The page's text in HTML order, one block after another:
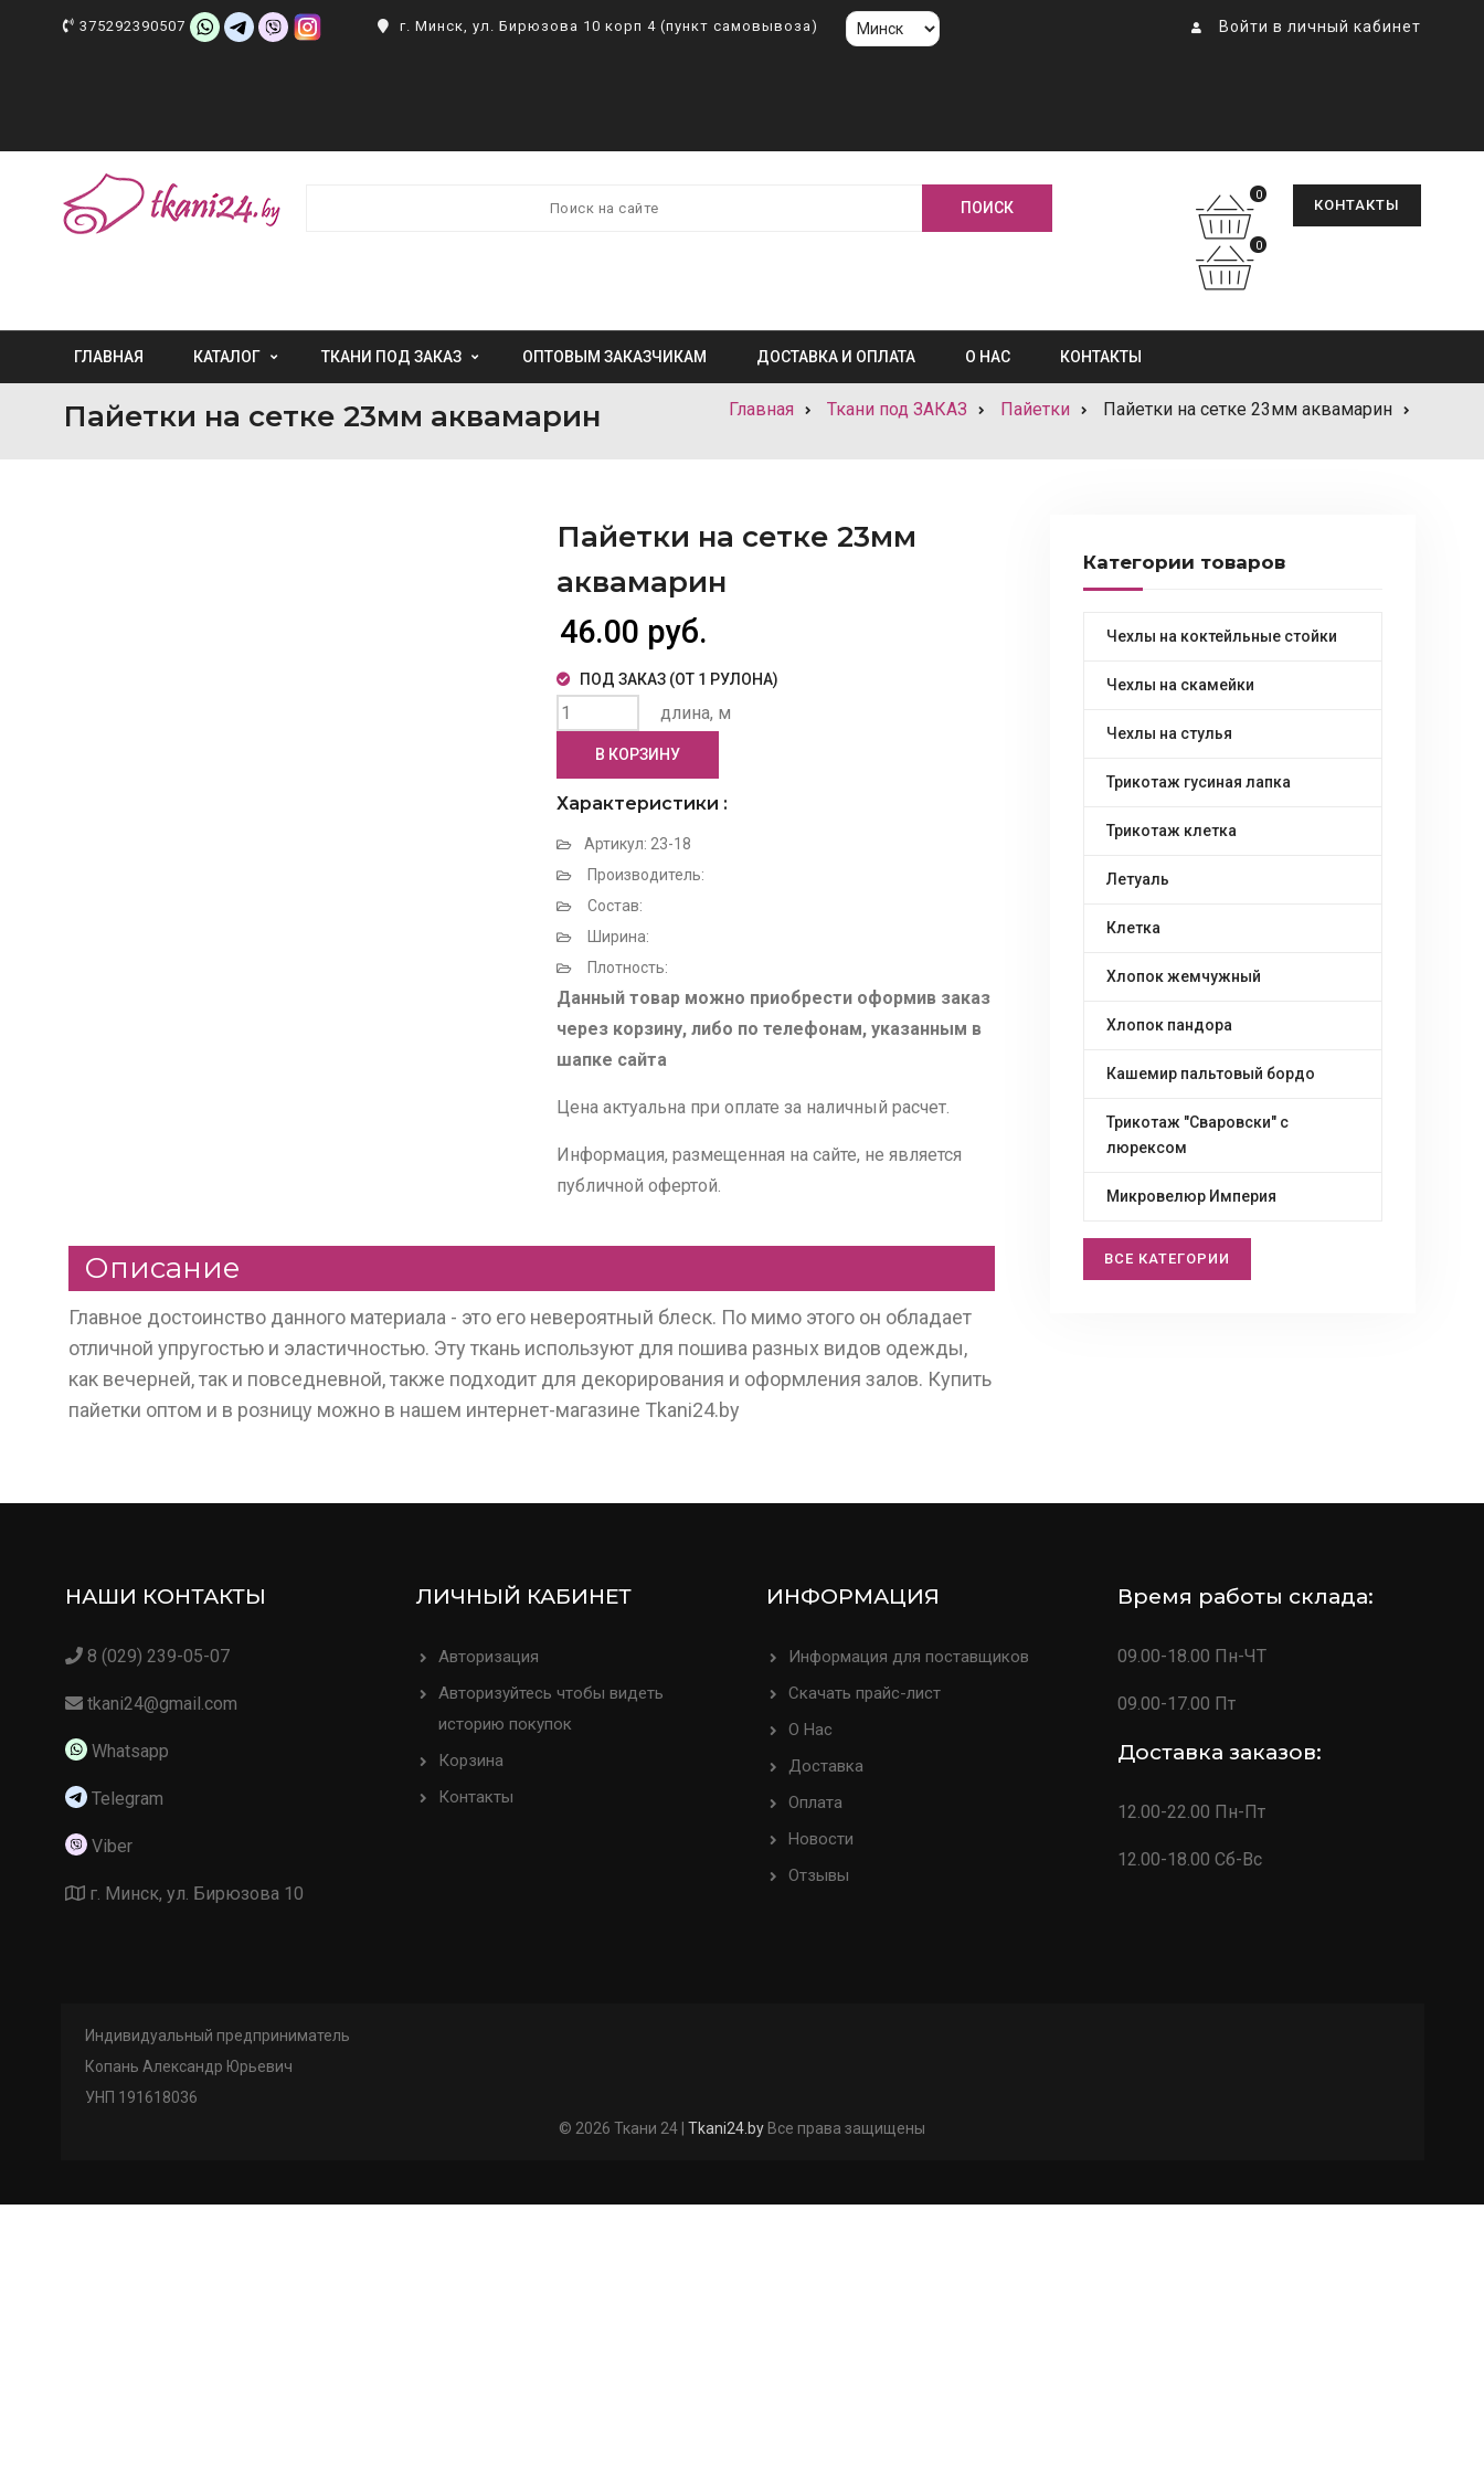
375292390507 г. Минск, ул. Бирюзова 10 корп 4 (пункт самовывоза) Войти в личный кабинет
КОНТАКТЫ
0
0
ГЛАВНАЯ КАТАЛОГ ТКАНИ ПОД ЗАКАЗ ОПТОВЫМ ЗАКАЗЧИКАМ ДОСТАВКА И ОПЛАТА О НАС КОНТАКТЫ
Пайетки на сетке 23мм аквамарин Главная Ткани под ЗАКАЗ Пайетки Пайетки на сетке 23мм аквамарин
Пайетки на сетке 23мм
аквамарин
46.00 руб.
ПОД ЗАКАЗ (ОТ 1 РУЛОНА)
длина, м
В КОРЗИНУ
Характеристики :
Артикул: 23-18
Производитель:
Состав:
Ширина:
Плотность:
Данный товар можно приобрести оформив заказ
через корзину, либо по телефонам, указанным в
шапке сайта
Цена актуальна при оплате за наличный расчет.
Информация, размещенная на сайте, не является
публичной офертой.
Описание
Главное достоинство данного материала - это его невероятный блеск. По мимо этого он обладает
отличной упругостью и эластичностью. Эту ткань используют для пошива разных видов одежды,
как вечерней, так и повседневной, также подходит для декорирования и оформления залов. Купить
пайетки оптом и в розницу можно в нашем интернет-магазине Tkani24.by
Категории товаров
Чехлы на коктейльные стойки
Чехлы на скамейки
Чехлы на стулья
Трикотаж гусиная лапка
Трикотаж клетка
Летуаль
Клетка
Хлопок жемчужный
Хлопок пандора
Кашемир пальтовый бордо
Трикотаж "Сваровски" c
люрексом
Микровелюр Империя
ВСЕ КАТЕГОРИИ
НАШИ КОНТАКТЫ
8 (029) 239-05-07
tkani24@gmail.com
Whatsapp
Telegram
Viber
г. Минск, ул. Бирюзова 10
ЛИЧНЫЙ КАБИНЕТ
Авторизация
Авторизуйтесь чтобы видеть
историю покупок
Корзина
Контакты
ИНФОРМАЦИЯ
Информация для поставщиков
Скачать прайс-лист
О Нас
Доставка
Оплата
Новости
Отзывы
Время работы склада:
09.00-18.00 Пн-ЧТ
09.00-17.00 Пт
Доставка заказов:
12.00-22.00 Пн-Пт
12.00-18.00 Сб-Вс
Индивидуальный предприниматель
Копань Александр Юрьевич
УНП 191618036
© 2026 Ткани 24 | Tkani24.by Все права защищены